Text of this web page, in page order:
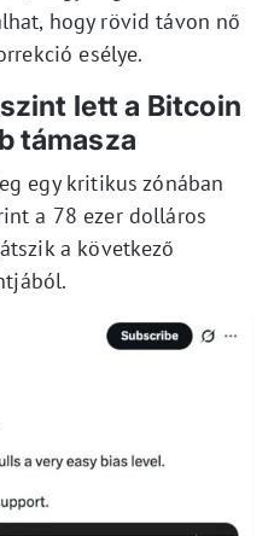
hogy rövid távon nő
esélye.
lett a Bitcoin
támasza
egy kritikus zónában
a 78 ezer dolláros
a következő